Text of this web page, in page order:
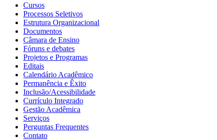
Cursos
Processos Seletivos
Estrutura Organizacional
Documentos
Câmara de Ensino
Fóruns e debates
Projetos e Programas
Editais
Calendário Acadêmico
Permanência e Êxito
Inclusão/Acessibilidade
Currículo Integrado
Gestão Acadêmica
Serviços
Perguntas Frequentes
Contato